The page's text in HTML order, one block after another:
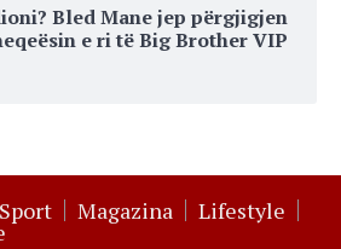
Bled Mane jep përgjigjen
e ri të Big Brother VIP
Sport Magazina Lifestyle